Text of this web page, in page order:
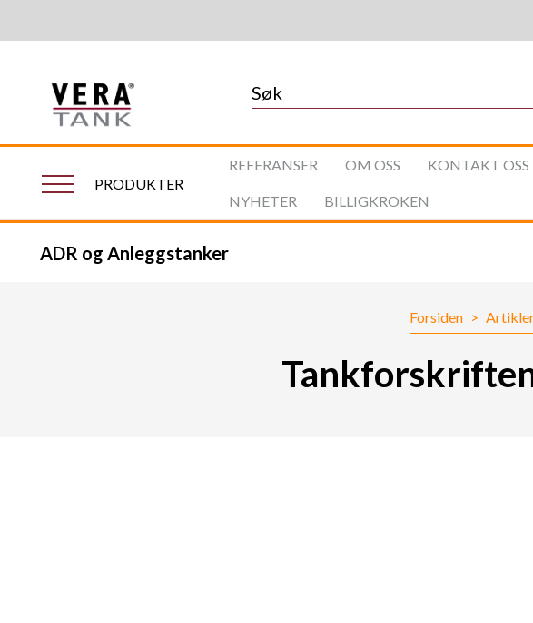
PRODUKTER
REFERANSER OM OSS KONTAKT OSS
NYHETER BILLIGKROKEN
ADR og Anleggstanker
Forsiden >